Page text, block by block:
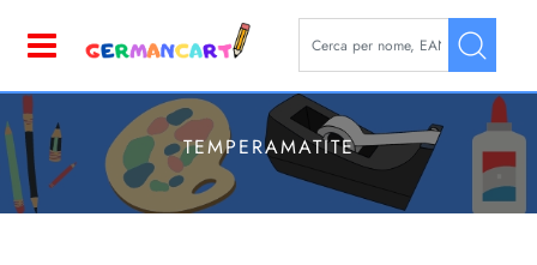
La modifica di un filtro
TEMPERAMATITE